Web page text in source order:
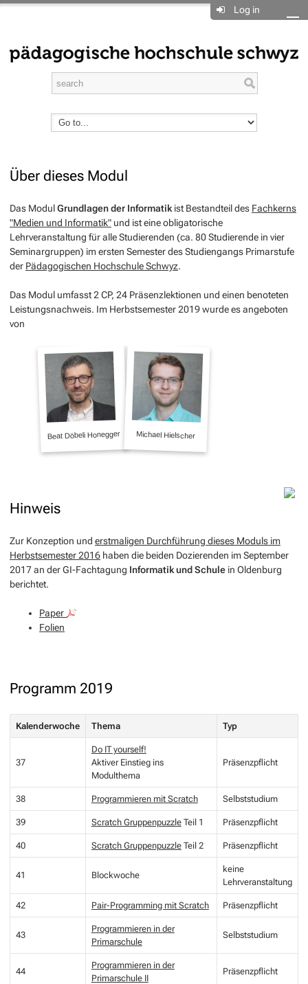
Log in
Über dieses Modul
Das ModulGrundlagen der Informatik ist Bestandteil des Fachkerns
"Medien und Informatik" und ist eine obligatorische
Lehrveranstaltung für alle Studierenden (ca. 80 Studierende in vier
Seminargruppen) im ersten Semester des Studiengangs Primarstufe
der Pädagogischen Hochschule Schwyz.
Das Modul umfasst 2 CP, 24 Präsenzlektionen und einen benoteten
Leistungsnachweis. Im Herbstsemester 2019 wurde es angeboten
von
Hinweis
Zur Konzeption und erstmaligen Durchführung dieses Moduls im
Herbstsemester 2016 haben die beiden Dozierenden im September
2017 an der GI-Fachtagung Informatik und Schule in Oldenburg
berichtet.
Paper
Folien
Programm 2019
Kalenderwoche Thema Typ
37
Do IT yourself!
Aktiver Einstieg ins
Modulthema
Präsenzpflicht
38 Programmieren mit Scratch Selbststudium
39 Scratch GruppenpuzzleTeil 1 Präsenzpflicht
40 Scratch GruppenpuzzleTeil 2 Präsenzpflicht
41 Blockwoche
keine
Lehrveranstaltung
42 Pair-Programming mit Scratch Präsenzpflicht
43
Programmieren in der
Primarschule
Selbststudium
44
Programmieren in der
Primarschule II
Präsenzpflicht